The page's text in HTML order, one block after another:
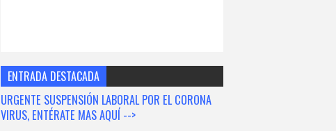
ENTRADA DESTACADA
URGENTE SUSPENSIÓN LABORAL POR EL CORONA
VIRUS, ENTÉRATE MAS AQUÍ -->